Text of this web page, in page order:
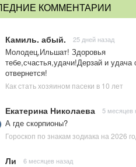
КОММЕНТАРИИ
Камиль. абый. 25 дней назад
Молодец,Ильшат! Здоровья
тебе,счастья,удачи!Дерзай и удача
отвернется!
Как стать хозяином пасеки в 10 лет
Екатерина Николаева 5 месяцев
А где скорпионы?
Гороскоп по знакам зодиака на 2026
Ли 6 месяцев назад